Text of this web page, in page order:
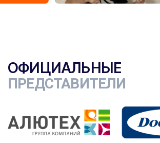
ОФИЦИАЛЬНЫЕ
ПРЕДСТАВИТЕЛИ